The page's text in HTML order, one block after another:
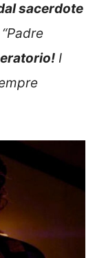
sacerdote
I